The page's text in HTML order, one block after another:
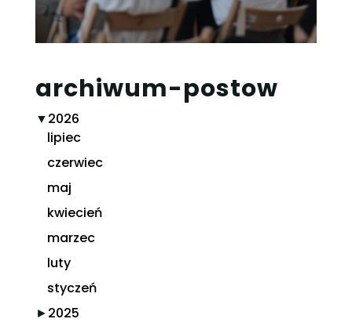
archiwum-postow
▼2026
lipiec
czerwiec
maj
kwiecień
marzec
luty
styczeń
►2025